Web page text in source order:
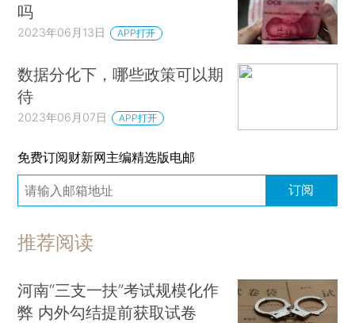
吗
2023年06月13日 APP打开
数据分化下，哪些政策可以期
待
2023年06月07日 APP打开
免费订阅财新网主编精选版电邮
订阅
推荐阅读
河南“三支一扶”考试规模化作
弊 内外勾结提前获取试卷